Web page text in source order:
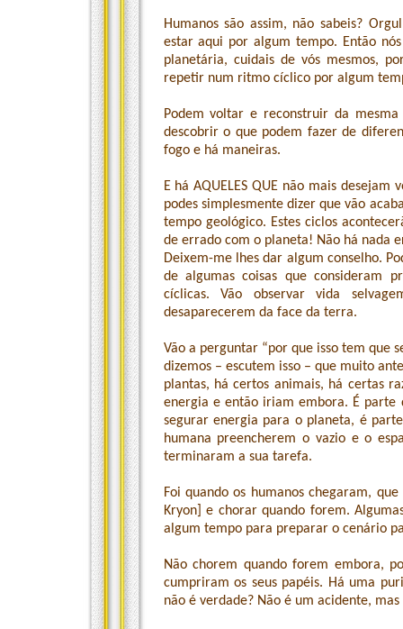
Humanos são assim, não sabeis?
estar aqui por algum tempo. Então
planetária, cuidais de vós mesmos,
repetir num ritmo cíclico por algum
Podem voltar e reconstruir da
descobrir o que podem fazer de
fogo e há maneiras.
E há AQUELES QUE não mais
podes simplesmente dizer que vão
tempo geológico. Estes ciclos
de errado com o planeta! Não há nada
Deixem-me lhes dar algum conselho.
de algumas coisas que consideram
cíclicas. Vão observar vida
desaparecerem da face da terra.
Vão a perguntar “por que isso tem que
dizemos – escutem isso – que muito
plantas, há certos animais, há certas
energia e então iriam embora. É
segurar energia para o planeta, é
humana preencherem o vazio e o
terminaram a sua tarefa.
Foi quando os humanos chegaram,
Kryon] e chorar quando forem.
algum tempo para preparar o cenário
Não chorem quando forem embora,
cumpriram os seus papéis. Há uma
não é verdade? Não é um acidente,